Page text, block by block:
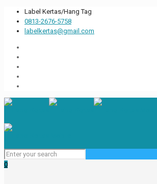
Label Kertas/Hang Tag
0813-2676-5758
labelkertas@gmail.com
0